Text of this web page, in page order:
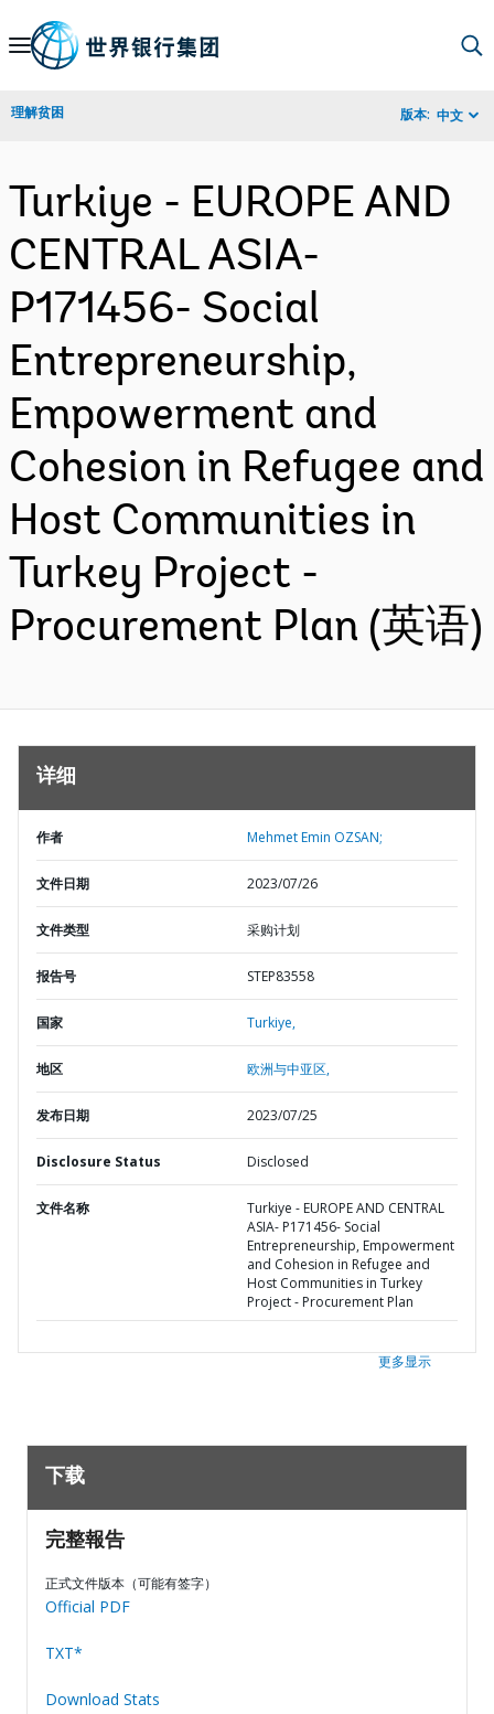
Skip
Navigation
理解贫困 版本: 中文
Turkiye - EUROPE AND
CENTRAL ASIA-
P171456- Social
Entrepreneurship,
Empowerment and
Cohesion in Refugee and
Host Communities in
Turkey Project -
Procurement Plan (英语)
详细
作者 Mehmet Emin OZSAN;
文件日期 2023/07/26
文件类型 采购计划
报告号 STEP83558
国家 Turkiye,
地区 欧洲与中亚区,
发布日期 2023/07/25
Disclosure Status Disclosed
文件名称
Turkiye - EUROPE AND CENTRAL
ASIA- P171456- Social
Entrepreneurship, Empowerment
and Cohesion in Refugee and
Host Communities in Turkey
Project - Procurement Plan
更多显示
下载
完整報告
正式文件版本（可能有签字）
Official PDF
TXT*
Download Stats